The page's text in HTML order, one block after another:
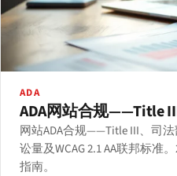
ADA
ADA网站合规——Title
网站ADA合规——Title III、司
讼量及WCAG 2.1 AA联邦标准
指南。